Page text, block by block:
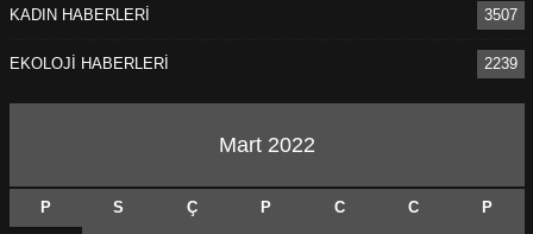
KADIN HABERLERİ 3507
EKOLOJİ HABERLERİ 2239
Mart 2022
P S Ç P C C P